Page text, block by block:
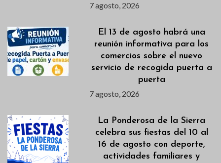
7 agosto, 2026
El 13 de agosto habrá una
reunión informativa para los
comercios sobre el nuevo
servicio de recogida puerta a
puerta
7 agosto, 2026
La Ponderosa de la Sierra
celebra sus fiestas del 10 al
16 de agosto con deporte,
actividades familiares y